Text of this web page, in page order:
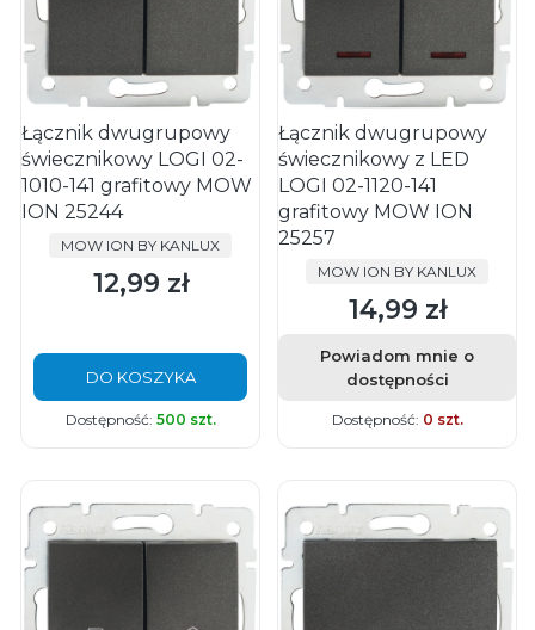
Łącznik dwugrupowy
świecznikowy LOGI 02-
1010-141 grafitowy MOW
ION 25244
PRODUCENT
MOW ION BY KANLUX
Cena
12,99 zł
DO KOSZYKA
Dostępność: 500 szt.
Łącznik dwugrupowy
świecznikowy z LED
LOGI 02-1120-141
grafitowy MOW ION
25257
PRODUCENT
MOW ION BY KANLUX
Cena
14,99 zł
Powiadom mnie o
dostępności
Dostępność: 0 szt.